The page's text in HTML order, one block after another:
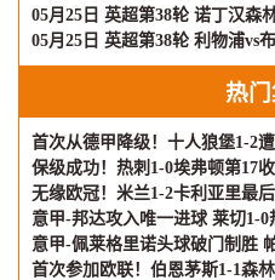
05月25日 英超第38轮 诺丁汉森
05月25日 英超第38轮 利物浦vs
热
意甲-邦达攻入唯一进球 莱切1-0
意甲-佩莱格里诺头球破门制胜